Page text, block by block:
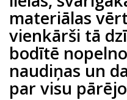
materiālas
vienkārši tā
bodītē
naudiņas un
par visu